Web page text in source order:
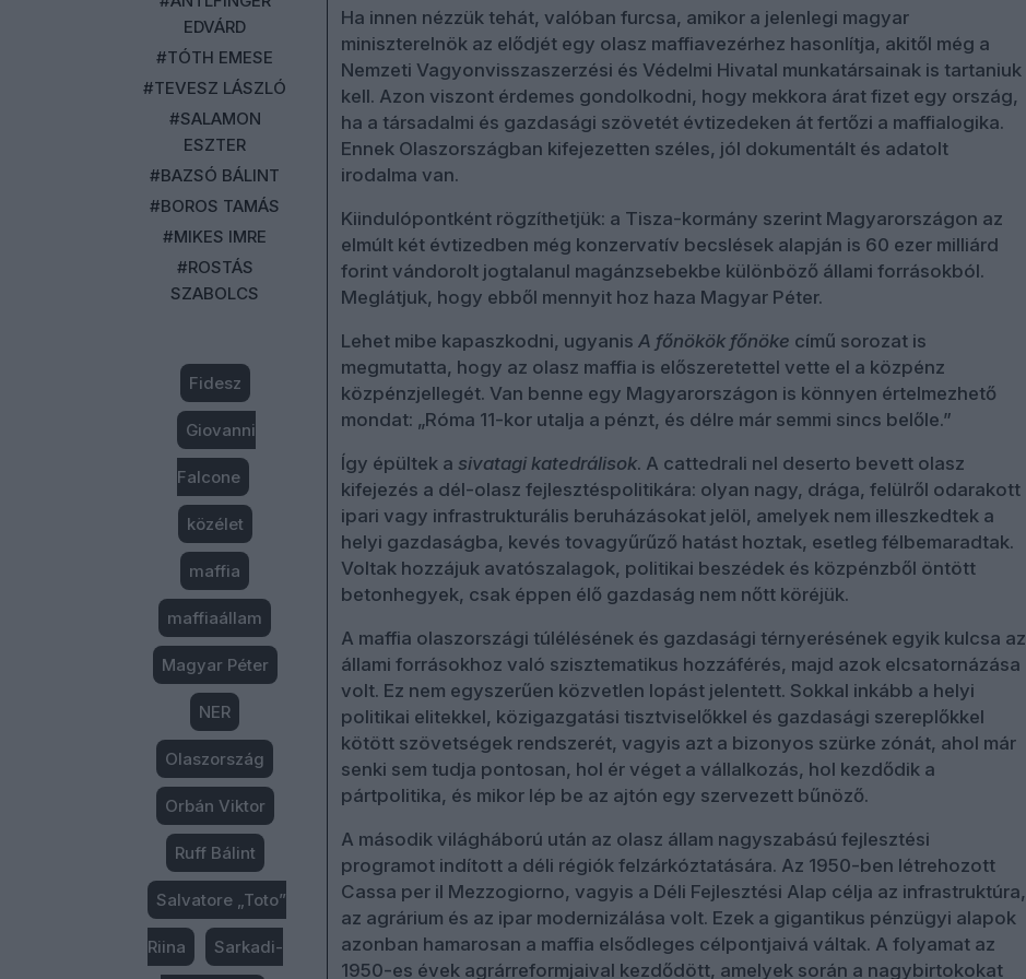
Ha innen nézzük tehát, valóban furcsa, amikor a jelenlegi magyar
miniszterelnök az elődjét egy olasz maffiavezérhez hasonlítja, akitől még a
Nemzeti Vagyonvisszaszerzési és Védelmi Hivatal munkatársainak is tartaniuk
kell. Azon viszont érdemes gondolkodni, hogy mekkora árat fizet egy ország,
ha a társadalmi és gazdasági szövetét évtizedeken át fertőzi a maffialogika.
Ennek Olaszországban kifejezetten széles, jól dokumentált és adatolt
irodalma van.
Kiindulópontként rögzíthetjük: a Tisza-kormány szerint Magyarországon az
elmúlt két évtizedben még konzervatív becslések alapján is 60 ezer milliárd
forint vándorolt jogtalanul magánzsebekbe különböző állami forrásokból.
Meglátjuk, hogy ebből mennyit hoz haza Magyar Péter.
Lehet mibe kapaszkodni, ugyanis A főnökök főnöke című sorozat is
megmutatta, hogy az olasz maffia is előszeretettel vette el a közpénz
közpénzjellegét. Van benne egy Magyarországon is könnyen értelmezhető
mondat: „Róma 11-kor utalja a pénzt, és délre már semmi sincs belőle.”
Így épültek a sivatagi katedrálisok. A cattedrali nel deserto bevett olasz
kifejezés a dél-olasz fejlesztéspolitikára: olyan nagy, drága, felülről odarakott
ipari vagy infrastrukturális beruházásokat jelöl, amelyek nem illeszkedtek a
helyi gazdaságba, kevés tovagyűrűző hatást hoztak, esetleg félbemaradtak.
Voltak hozzájuk avatószalagok, politikai beszédek és közpénzből öntött
betonhegyek, csak éppen élő gazdaság nem nőtt köréjük.
A maffia olaszországi túlélésének és gazdasági térnyerésének egyik kulcsa az
állami forrásokhoz való szisztematikus hozzáférés, majd azok elcsatornázása
volt. Ez nem egyszerűen közvetlen lopást jelentett. Sokkal inkább a helyi
politikai elitekkel, közigazgatási tisztviselőkkel és gazdasági szereplőkkel
kötött szövetségek rendszerét, vagyis azt a bizonyos szürke zónát, ahol már
senki sem tudja pontosan, hol ér véget a vállalkozás, hol kezdődik a
pártpolitika, és mikor lép be az ajtón egy szervezett bűnöző.
A második világháború után az olasz állam nagyszabású fejlesztési
programot indított a déli régiók felzárkóztatására. Az 1950-ben létrehozott
Cassa per il Mezzogiorno, vagyis a Déli Fejlesztési Alap célja az infrastruktúra,
az agrárium és az ipar modernizálása volt. Ezek a gigantikus pénzügyi alapok
azonban hamarosan a maffia elsődleges célpontjaivá váltak. A folyamat az
1950-es évek agrárreformjaival kezdődött, amelyek során a nagybirtokokat
EDVÁRD
#TÓTH EMESE
#TEVESZ LÁSZLÓ
#SALAMON
ESZTER
#BAZSÓ BÁLINT
#BOROS TAMÁS
#MIKES IMRE
#ROSTÁS
SZABOLCS
Fidesz
Giovanni
Falcone
közélet
maffia
maffiaállam
Magyar Péter
NER
Olaszország
Orbán Viktor
Ruff Bálint
Salvatore „Toto”
Riina Sarkadi-